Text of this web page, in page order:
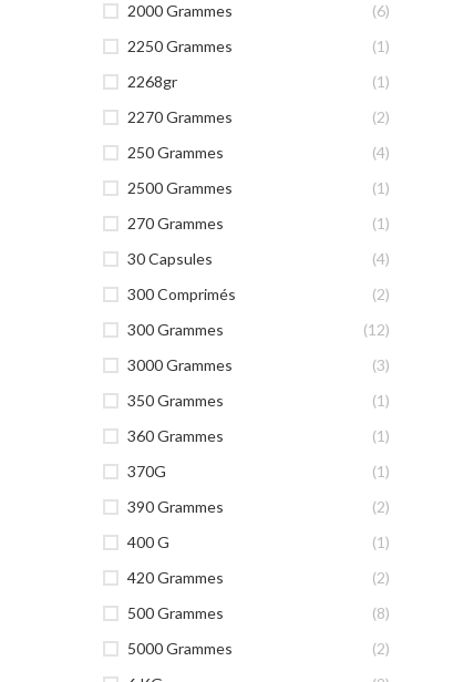
2000 Grammes
(6)
2250 Grammes
(1)
2268gr
(1)
2270 Grammes
(2)
250 Grammes
(4)
2500 Grammes
(1)
270 Grammes
(1)
30 Capsules
(4)
300 Comprimés
(2)
300 Grammes
(12)
3000 Grammes
(3)
350 Grammes
(1)
360 Grammes
(1)
370G
(1)
390 Grammes
(2)
400 G
(1)
420 Grammes
(2)
500 Grammes
(8)
5000 Grammes
(2)